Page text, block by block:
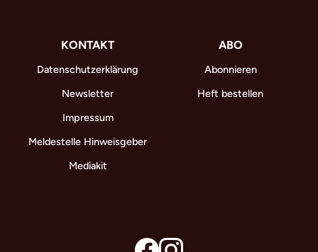
KONTAKT
Datenschutzerklärung
Newsletter
Impressum
Meldestelle Hinweisgeber
Mediakit
ABO
Abonnieren
Heft bestellen